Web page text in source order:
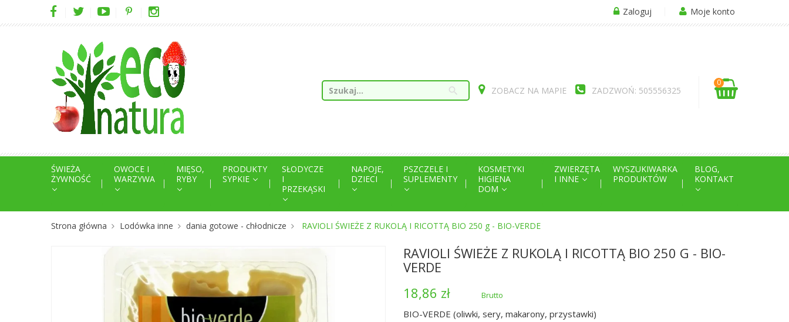
Zaloguj Moje konto
search ZOBACZ NA MAPIE ZADZWOŃ: 505556325
0
ŚWIEŻA
ŻYWNOŚĆ
OWOCE I
WARZYWA
MIĘSO,
RYBY
PRODUKTY
SYPKIE
SŁODYCZE
I
PRZEKĄSKI
NAPOJE,
DZIECI
PSZCZELE I
SUPLEMENTY
KOSMETYKI
HIGIENA
DOM
ZWIERZĘTA
I INNE
WYSZUKIWARKA
PRODUKTÓW
BLOG,
KONTAKT
Strona główna Lodówka inne dania gotowe - chłodnicze RAVIOLI ŚWIEŻE Z RUKOLĄ I RICOTTĄ BIO 250 g - BIO-VERDE
RAVIOLI ŚWIEŻE Z RUKOLĄ I RICOTTĄ BIO 250 G - BIO-
VERDE
18,86 zł
Brutto
BIO-VERDE (oliwki, sery, makarony, przystawki)